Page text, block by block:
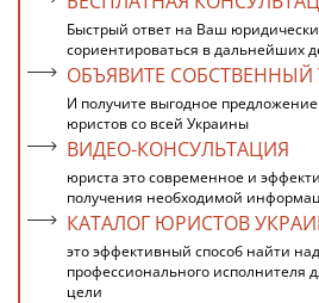
Быстрый ответ на Ваш
сориентироваться в дальнейших
ОБЪЯВИТЕ СОБСТВЕННЫЙ
И получите выгодное
юристов со всей Украины
ВИДЕО-КОНСУЛЬТАЦИЯ
юриста это современное и
получения необходимой
КАТАЛОГ ЮРИСТОВ
это эффективный способ найти
профессионального исполнителя
цели